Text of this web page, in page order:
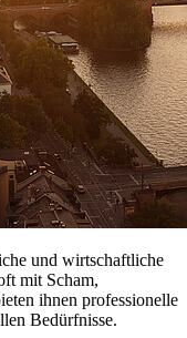
und wirtschaftliche
mit Scham,
ihnen professionelle
Bedürfnisse.